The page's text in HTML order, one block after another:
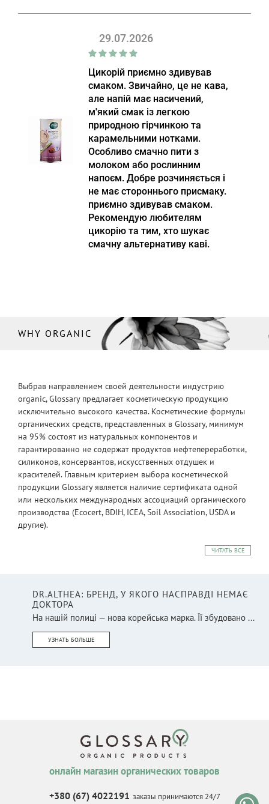
29.07.2026
Цикорій приємно здивував
смаком. Звичайно, це не кава,
але напій має насичений,
м'який смак із легкою
природною гірчинкою та
карамельними нотками.
Особливо смачно пити з
молоком або рослинним
напоєм. Добре розчиняється і
не має стороннього присмаку.
приємно здивував смаком.
Рекомендую любителям
цикорію та тим, хто шукає
смачну альтернативу каві.
WHY ORGANIC
Выбрав направлением своей деятельности индустрию
organic, Glossary предлагает косметическую продукцию
исключительно высокого качества. Косметические формулы
органических средств, представленных в Glossary, минимум
на 95% состоят из натуральных компонентов и
гарантированно не содержат продуктов нефтепереработки,
силиконов, консервантов, искусственных отдушек и
красителей. Главным критерием выбора косметической
продукции Glossary является наличие сертификата одной
или нескольких международных ассоциаций органического
производства (Ecocert, BDIH, ICEA, Soil Association, USDA и
другие).
ЧИТАТЬ ВСЕ
DR.ALTHEA: БРЕНД, У ЯКОГО НАСПРАВДІ НЕМАЄ
ДОКТОРА
На нашій полиці — нова корейська марка. Її збудовано ...
УЗНАТЬ БОЛЬШЕ
онлайн магазин органических товаров
+380 (67) 4022191 заказы принимаются 24/7